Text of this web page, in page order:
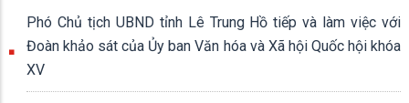
Phó Chủ tịch UBND tỉnh Lê Trung Hồ tiếp và làm việc với
Đoàn khảo sát của Ủy ban Văn hóa và Xã hội Quốc hội khóa
XV